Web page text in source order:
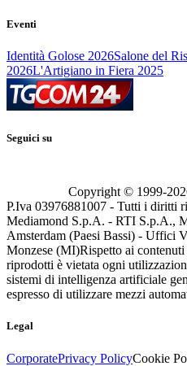
Eventi
Identità Golose 2026Salone del
2026L'Artigiano in Fiera 2025
Seguici su
Copyright © 1999-
P.Iva 03976881007 - Tutti i diritti
Mediamond S.p.A. - RTI S.p.A.,
Amsterdam (Paesi Bassi) - Uffici
Monzese (MI)Rispetto ai
riprodotti è vietata ogni
sistemi di intelligenza artificiale
espresso di utilizzare mezzi
Legal
CorporatePrivacy PolicyCookie